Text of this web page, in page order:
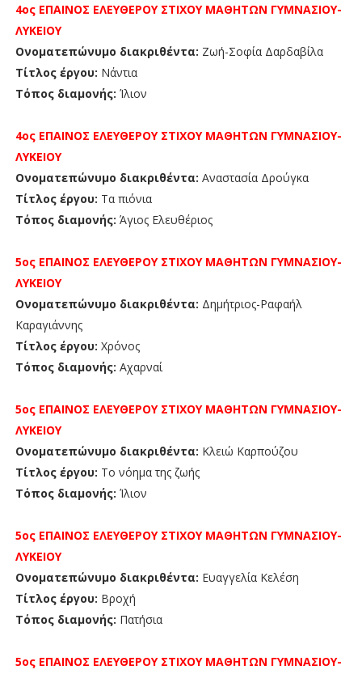
4ος ΕΠΑΙΝΟΣ ΕΛΕΥΘΕΡΟΥ ΣΤΙΧΟΥ ΜΑΘΗΤΩΝ ΓΥΜΝΑΣΙΟΥ-
ΛΥΚΕΙΟΥ
Ονοματεπώνυμο διακριθέντα: Ζωή-Σοφία Δαρδαβίλα
Τίτλος έργου: Νάντια
Τόπος διαμονής: Ίλιον
4ος ΕΠΑΙΝΟΣ ΕΛΕΥΘΕΡΟΥ ΣΤΙΧΟΥ ΜΑΘΗΤΩΝ ΓΥΜΝΑΣΙΟΥ-
ΛΥΚΕΙΟΥ
Ονοματεπώνυμο διακριθέντα: Αναστασία Δρούγκα
Τίτλος έργου: Τα πιόνια
Τόπος διαμονής: Άγιος Ελευθέριος
5ος ΕΠΑΙΝΟΣ ΕΛΕΥΘΕΡΟΥ ΣΤΙΧΟΥ ΜΑΘΗΤΩΝ ΓΥΜΝΑΣΙΟΥ-
ΛΥΚΕΙΟΥ
Ονοματεπώνυμο διακριθέντα: Δημήτριος-Ραφαήλ
Καραγιάννης
Τίτλος έργου: Χρόνος
Τόπος διαμονής: Αχαρναί
5ος ΕΠΑΙΝΟΣ ΕΛΕΥΘΕΡΟΥ ΣΤΙΧΟΥ ΜΑΘΗΤΩΝ ΓΥΜΝΑΣΙΟΥ-
ΛΥΚΕΙΟΥ
Ονοματεπώνυμο διακριθέντα: Κλειώ Καρπούζου
Τίτλος έργου: Το νόημα της ζωής
Τόπος διαμονής: Ίλιον
5ος ΕΠΑΙΝΟΣ ΕΛΕΥΘΕΡΟΥ ΣΤΙΧΟΥ ΜΑΘΗΤΩΝ ΓΥΜΝΑΣΙΟΥ-
ΛΥΚΕΙΟΥ
Ονοματεπώνυμο διακριθέντα: Ευαγγελία Κελέση
Τίτλος έργου: Βροχή
Τόπος διαμονής: Πατήσια
5ος ΕΠΑΙΝΟΣ ΕΛΕΥΘΕΡΟΥ ΣΤΙΧΟΥ ΜΑΘΗΤΩΝ ΓΥΜΝΑΣΙΟΥ-